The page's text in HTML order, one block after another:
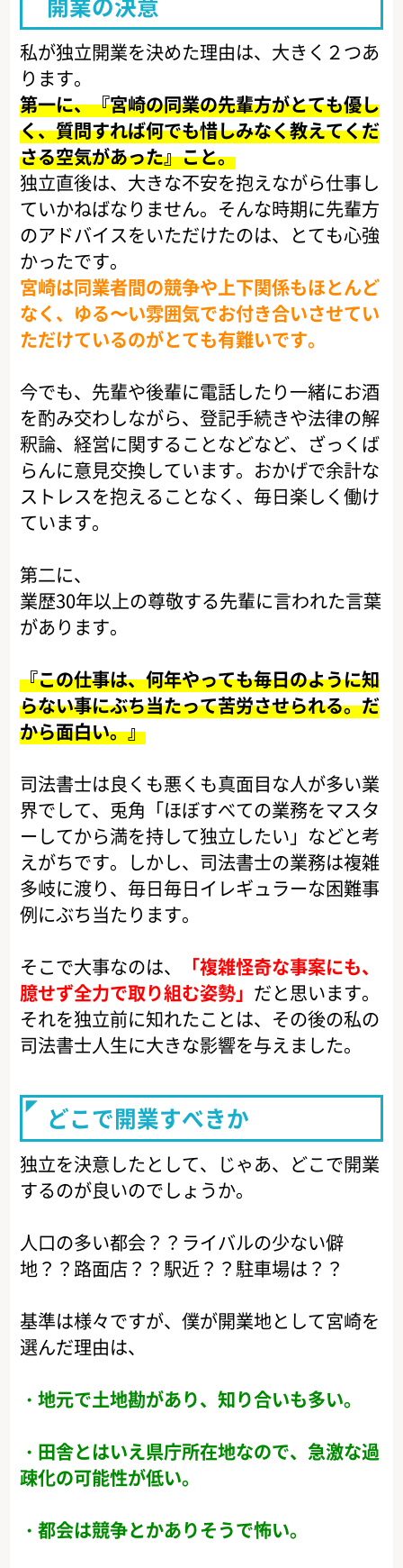
私が独立開業を決めた理由は、大きく２つあ
ります。
第一に、『宮崎の同業の先輩方がとても優し
く、質問すれば何でも惜しみなく教えてくだ
さる空気があった』こと。
独立直後は、大きな不安を抱えながら仕事し
ていかねばなりません。そんな時期に先輩方
のアドバイスをいただけたのは、とても心強
かったです。
宮崎は同業者間の競争や上下関係もほとんど
なく、ゆる〜い雰囲気でお付き合いさせてい
ただけているのがとても有難いです。
今でも、先輩や後輩に電話したり一緒にお酒
を酌み交わしながら、登記手続きや法律の解
釈論、経営に関することなどなど、ざっくば
らんに意見交換しています。おかげで余計な
ストレスを抱えることなく、毎日楽しく働け
ています。
第二に、
業歴30年以上の尊敬する先輩に言われた言葉
があります。
『この仕事は、何年やっても毎日のように知
らない事にぶち当たって苦労させられる。だ
から面白い。』
司法書士は良くも悪くも真面目な人が多い業
界でして、兎角「ほぼすべての業務をマスタ
ーしてから満を持して独立したい」などと考
えがちです。しかし、司法書士の業務は複雑
多岐に渡り、毎日毎日イレギュラーな困難事
例にぶち当たります。
そこで大事なのは、
「複雑怪奇な事案にも、
臆せず全力で取り組む姿勢」 だと思います。
それを独立前に知れたことは、その後の私の
司法書士人生に大きな影響を与えました。
どこで開業すべきか
独立を決意したとして、じゃあ、どこで開業
するのが良いのでしょうか。
人口の多い都会？？ライバルの少ない僻
地？？路面店？？駅近？？駐車場は？？
基準は様々ですが、僕が開業地として宮崎を
選んだ理由は、
・地元で土地勘があり、知り合いも多い。
・田舎とはいえ県庁所在地なので、急激な過
疎化の可能性が低い。
・都会は競争とかありそうで怖い。